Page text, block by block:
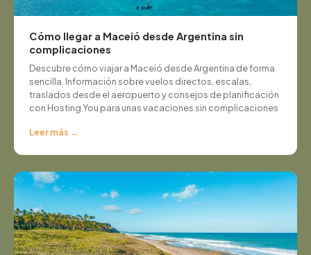
Cómo llegar a Maceió desde Argentina sin
complicaciones
Descubre cómo viajar a Maceió desde Argentina de forma
sencilla. Información sobre vuelos directos, escalas,
traslados desde el aeropuerto y consejos de planificación
con Hosting You para unas vacaciones sin complicaciones
Leer más →